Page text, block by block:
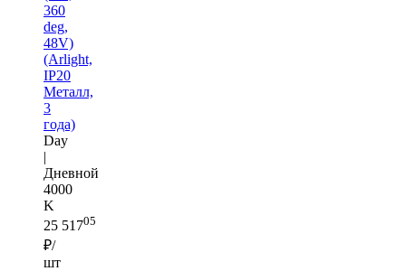
360
deg,
48V)
(Arlight,
IP20
Металл,
3
года)
Day
|
Дневной
4000
K
25 51705
₽/
шт